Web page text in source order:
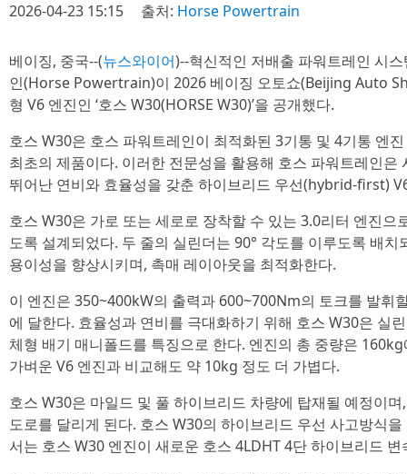
2026-04-23 15:15 출처: Horse Powertrain
베이징, 중국--(뉴스와이어)--혁신적인 저배출 파워트레인 시
인(Horse Powertrain)이 2026 베이징 오토쇼(Beijing Auto
형 V6 엔진인 ‘호스 W30(HORSE W30)’을 공개했다.
호스 W30은 호스 파워트레인이 최적화된 3기통 및 4기통 엔
최초의 제품이다. 이러한 전문성을 활용해 호스 파워트레인은
뛰어난 연비와 효율성을 갖춘 하이브리드 우선(hybrid-first)
호스 W30은 가로 또는 세로로 장착할 수 있는 3.0리터 엔진으
도록 설계되었다. 두 줄의 실린더는 90° 각도를 이루도록 배
용이성을 향상시키며, 촉매 레이아웃을 최적화한다.
이 엔진은 350~400kW의 출력과 600~700Nm의 토크를 발휘
에 달한다. 효율성과 연비를 극대화하기 위해 호스 W30은 실
체형 배기 매니폴드를 특징으로 한다. 엔진의 총 중량은
가벼운 V6 엔진과 비교해도 약 10kg 정도 더 가볍다.
호스 W30은 마일드 및 풀 하이브리드 차량에 탑재될 예정이
도로를 달리게 된다. 호스 W30의 하이브리드 우선 사고방식
서는 호스 W30 엔진이 새로운 호스 4LDHT 4단 하이브리드